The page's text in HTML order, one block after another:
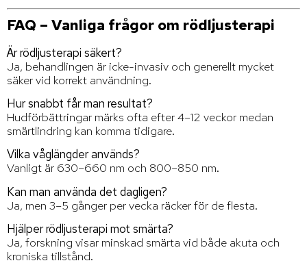
FAQ – Vanliga frågor om rödljusterapi
Är rödljusterapi säkert?
Ja, behandlingen är icke-invasiv och generellt mycket
säker vid korrekt användning.
Hur snabbt får man resultat?
Hudförbättringar märks ofta efter 4–12 veckor medan
smärtlindring kan komma tidigare.
Vilka våglängder används?
Vanligt är 630–660 nm och 800–850 nm.
Kan man använda det dagligen?
Ja, men 3–5 gånger per vecka räcker för de flesta.
Hjälper rödljusterapi mot smärta?
Ja, forskning visar minskad smärta vid både akuta och
kroniska tillstånd.